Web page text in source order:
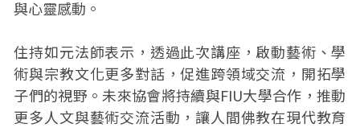
與心靈感動。
住持如元法師表示，透過此次講座，啟動藝術、學
術與宗教文化更多對話，促進跨領域交流，開拓學
子們的視野。未來協會將持續與FIU大學合作，推動
更多人文與藝術交流活動，讓人間佛教在現代教育